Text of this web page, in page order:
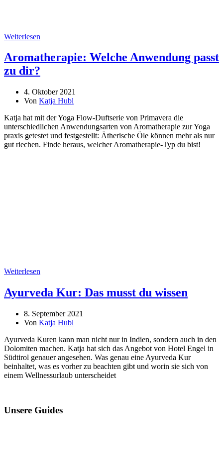
Weiterlesen
Aromatherapie: Welche Anwendung passt
zu dir?
4. Oktober 2021
Von Katja Hubl
Katja hat mit der Yoga Flow-Duftserie von Primavera die
unterschiedlichen Anwendungsarten von Aromatherapie zur Yoga
praxis getestet und festgestellt: Ätherische Öle können mehr als nur
gut riechen. Finde heraus, welcher Aromatherapie-Typ du bist!
Weiterlesen
Ayurveda Kur: Das musst du wissen
8. September 2021
Von Katja Hubl
Ayurveda Kuren kann man nicht nur in Indien, sondern auch in den
Dolomiten machen. Katja hat sich das Angebot von Hotel Engel in
Südtirol genauer angesehen. Was genau eine Ayurveda Kur
beinhaltet, was es vorher zu beachten gibt und worin sie sich von
einem Wellnessurlaub unterscheidet
Unsere Guides